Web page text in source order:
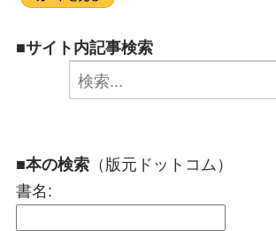
■サイト内記事検索
■本の検索 （版元ドットコム）
書名: